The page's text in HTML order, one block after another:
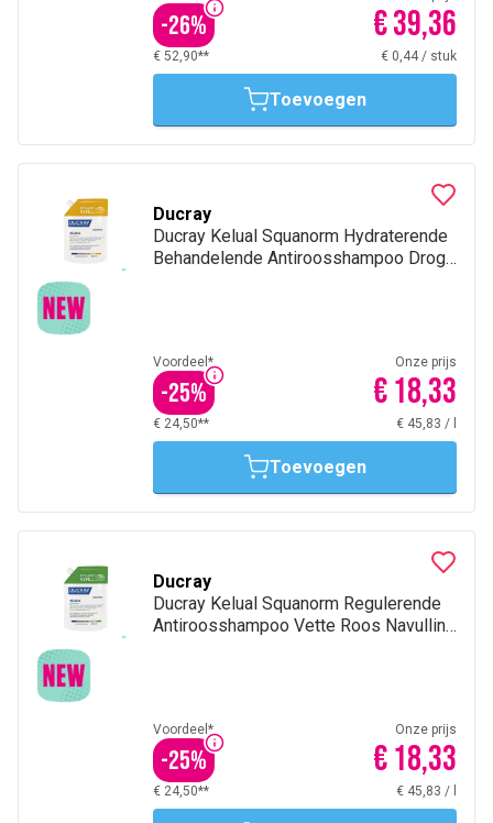
-26% € 39,36
€ 52,90** € 0,44 / stuk
Toevoegen
Ducray
Ducray Kelual Squanorm Hydraterende
Behandelende Antiroosshampoo Droge
Voordeel*
-25%
Onze prijs
€ 18,33
€ 24,50** € 45,83 /
Toevoegen
Ducray
Ducray Kelual Squanorm Regulerende
Antiroosshampoo Vette Roos Navulling
Voordeel*
-25%
Onze prijs
€ 18,33
€ 24,50** € 45,83 /